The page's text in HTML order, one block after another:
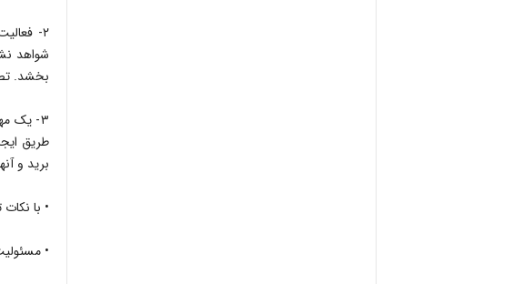
۲-
شواهد
بخشد.
۳- یک
طریق
برید و
• با
•